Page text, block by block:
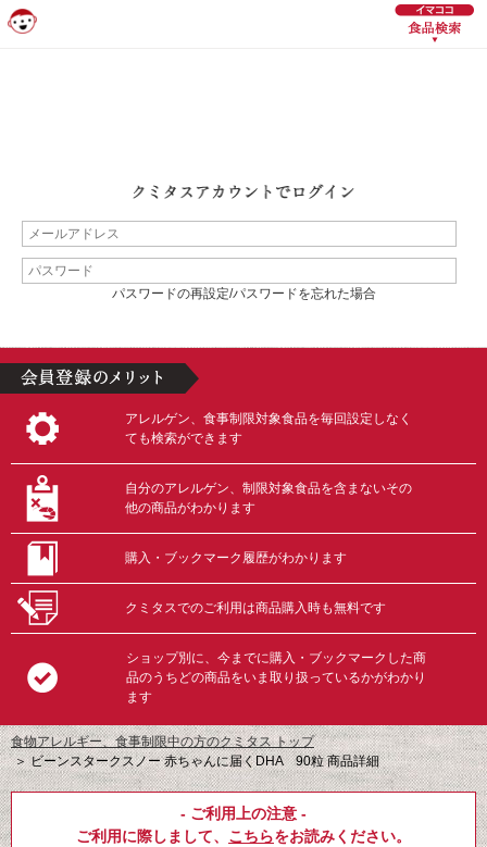
パスワードの再設定/パスワードを忘れた場合
アレルゲン、食事制限対象食品を毎回設定しなく
ても検索ができます
自分のアレルゲン、制限対象食品を含まないその
他の商品がわかります
購入・ブックマーク履歴がわかります
クミタスでのご利用は商品購入時も無料です
ショップ別に、今までに購入・ブックマークした商
品のうちどの商品をいま取り扱っているかがわかり
ます
食物アレルギー、食事制限中の方のクミタス トップ
＞ビーンスタークスノー 赤ちゃんに届くDHA 90粒 商品詳細
- ご利用上の注意 -
ご利用に際しまして、 こちらをお読みください。